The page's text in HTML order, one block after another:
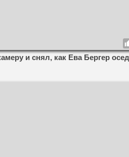
и снял, как Ева Бергер